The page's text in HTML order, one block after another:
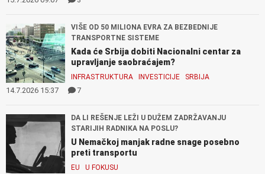
VIŠE OD 50 MILIONA EVRA ZA BEZBEDNIJE
TRANSPORTNE SISTEME
Kada će Srbija dobiti Nacionalni centar za
upravljanje saobraćajem?
INFRASTRUKTURA INVESTICIJE SRBIJA
14.7.2026 15:37 7
DA LI REŠENJE LEŽI U DUŽEM ZADRŽAVANJU
STARIJIH RADNIKA NA POSLU?
U Nemačkoj manjak radne snage posebno
preti transportu
EU U FOKUSU